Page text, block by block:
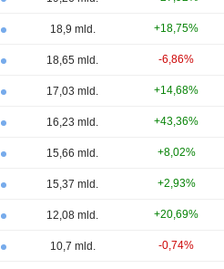
18,9 mld. +18,75%
18,65 mld. -6,86%
17,03 mld. +14,68%
16,23 mld. +43,36%
15,66 mld. +8,02%
15,37 mld. +2,93%
12,08 mld. +20,69%
10,7 mld. -0,74%